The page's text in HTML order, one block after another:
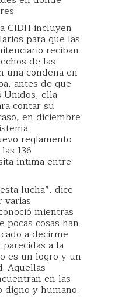
CIDH incluyen
para que las
reciban
de las
una condena en
antes de que
Unidos, ella
contar su
en diciembre
reglamento
136
íntima entre
lucha”, dice
varias
mientras
pocas cosas han
a decirme
a la
es un logro y un
Aquellas
en las
y humano.